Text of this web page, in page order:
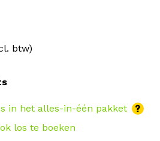
btw)
in het alles-in-één pakket
los te boeken